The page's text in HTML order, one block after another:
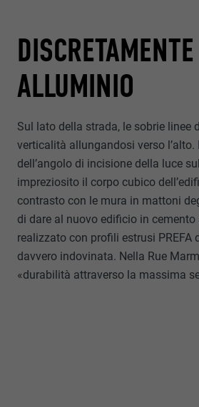
ALLUMINIO
Sul lato della strada, le sobrie linee
verticalità allungandosi verso
dell’angolo di incisione della luce
impreziosito il corpo cubico
contrasto con le mura in mattoni
di dare al nuovo edificio in
realizzato con profili estrusi
davvero indovinata. Nella Rue
«durabilità attraverso la massima